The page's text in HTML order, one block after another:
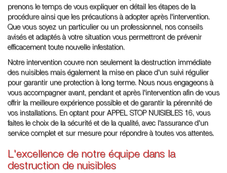
prenons le temps de vous expliquer en détail les étapes de la
procédure ainsi que les précautions à adopter après l'intervention.
Que vous soyez un particulier ou un professionnel, nos conseils
avisés et adaptés à votre situation vous permettront de prévenir
efficacement toute nouvelle infestation.
Notre intervention couvre non seulement la destruction immédiate
des nuisibles mais également la mise en place d'un suivi régulier
pour garantir une protection à long terme. Nous nous engageons à
vous accompagner avant, pendant et après l'intervention afin de vous
offrir la meilleure expérience possible et de garantir la pérennité de
vos installations. En optant pour APPEL STOP NUISIBLES 16, vous
faites le choix de la sécurité et de la qualité, avec l'assurance d'un
service complet et sur mesure pour répondre à toutes vos attentes.
L'excellence de notre équipe dans la
destruction de nuisibles